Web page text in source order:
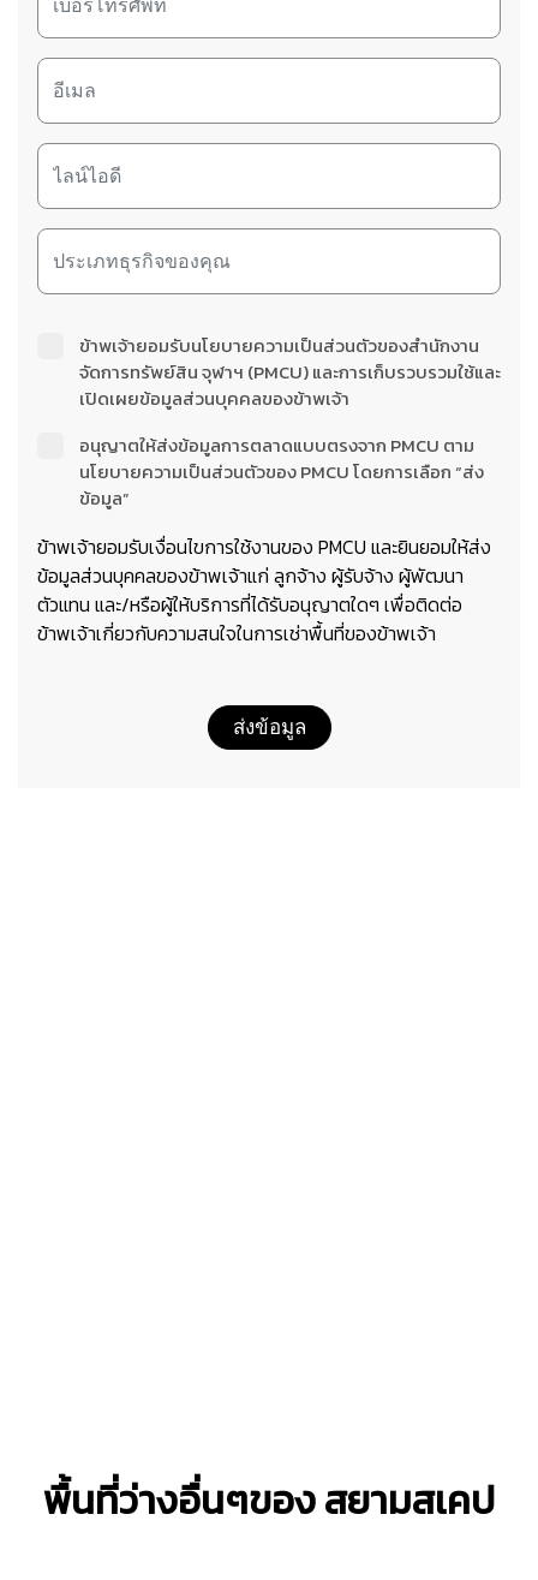
ข้าพเจ้ายอมรับนโยบายความเป็นส่วนตัวของสำนักงาน
จัดการทรัพย์สิน จุฬาฯ (PMCU) และการเก็บรวบรวมใช้และ
เปิดเผยข้อมูลส่วนบุคคลของข้าพเจ้า
อนุญาตให้ส่งข้อมูลการตลาดแบบตรงจาก PMCU ตาม
นโยบายความเป็นส่วนตัวของ PMCU โดยการเลือก “ส่ง
ข้อมูล”
ข้าพเจ้ายอมรับเงื่อนไขการใช้งานของ PMCU และยินยอมให้ส่ง
ข้อมูลส่วนบุคคลของข้าพเจ้าแก่ ลูกจ้าง ผู้รับจ้าง ผู้พัฒนา
ตัวแทน และ/หรือผู้ให้บริการที่ได้รับอนุญาตใดๆ เพื่อติดต่อ
ข้าพเจ้าเกี่ยวกับความสนใจในการเช่าพื้นที่ของข้าพเจ้า
ส่งข้อมูล
พื้นที่ว่างอื่นๆของ สยามสเคป